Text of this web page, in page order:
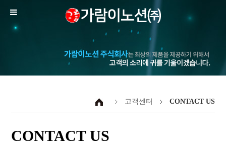
고객센터 CONTACT US
CONTACT US